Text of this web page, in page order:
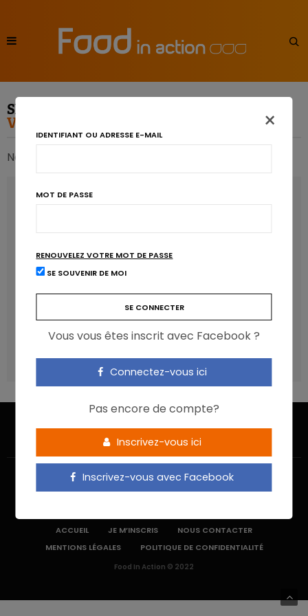
SEARCH RESULTS FOR:
VOEDSELVERSPILLING
No articles found matching your query
RECENT POSTS
Les anthocyanines bénéfiques pour la santé
cardiométabolique
Manger sucré augmente-t-il l’attrait pour le sucré ?
Un microbiote sain, c’est bien, mais c’est quoi ?
Poisson, contaminants et oméga-3 : quelles
recommandations ?
×
IDENTIFIANT OU ADRESSE E-MAIL
MOT DE PASSE
RENOUVELEZ VOTRE MOT DE PASSE
SE SOUVENIR DE MOI
Vous vous êtes inscrit avec Facebook ?
Connectez-vous ici
Pas encore de compte?
Inscrivez-vous ici
Inscrivez-vous avec Facebook
ACCUEIL JE M’INSCRIS
NOUS CONTACTER
MENTIONS LÉGALES
POLITIQUE DE CONFIDENTIALITÉ
Food In Action © 2022